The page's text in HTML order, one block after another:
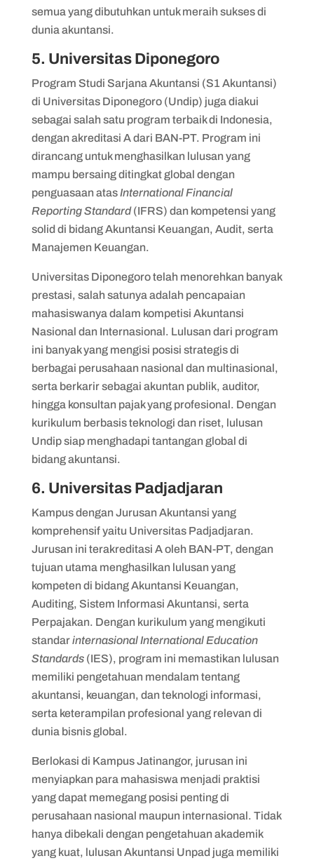
semua yang dibutuhkan untuk meraih sukses di
dunia akuntansi.
5. Universitas Diponegoro
Program Studi Sarjana Akuntansi (S1 Akuntansi)
di Universitas Diponegoro (Undip) juga diakui
sebagai salah satu program terbaik di Indonesia,
dengan akreditasi A dari BAN-PT. Program ini
dirancang untuk menghasilkan lulusan yang
mampu bersaing ditingkat global dengan
penguasaan atasInternational Financial
Reporting Standard(IFRS) dan kompetensi yang
solid di bidang Akuntansi Keuangan, Audit, serta
Manajemen Keuangan.
Universitas Diponegoro telah menorehkan banyak
prestasi, salah satunya adalah pencapaian
mahasiswanya dalam kompetisi Akuntansi
Nasional dan Internasional. Lulusan dari program
ini banyak yang mengisi posisi strategis di
berbagai perusahaan nasional dan multinasional,
serta berkarir sebagai akuntan publik, auditor,
hingga konsultan pajak yang profesional. Dengan
kurikulum berbasis teknologi dan riset, lulusan
Undip siap menghadapi tantangan global di
bidang akuntansi.
6. Universitas Padjadjaran
Kampus dengan Jurusan Akuntansi yang
komprehensif yaitu Universitas Padjadjaran.
Jurusan ini terakreditasi A oleh BAN-PT, dengan
tujuan utama menghasilkan lulusan yang
kompeten di bidang Akuntansi Keuangan,
Auditing, Sistem Informasi Akuntansi, serta
Perpajakan. Dengan kurikulum yang mengikuti
standarinternasional International Education
Standards(IES), program ini memastikan lulusan
memiliki pengetahuan mendalam tentang
akuntansi, keuangan, dan teknologi informasi,
serta keterampilan profesional yang relevan di
dunia bisnis global.
Berlokasi di Kampus Jatinangor, jurusan ini
menyiapkan para mahasiswa menjadi praktisi
yang dapat memegang posisi penting di
perusahaan nasional maupun internasional. Tidak
hanya dibekali dengan pengetahuan akademik
yang kuat, lulusan Akuntansi Unpad juga memiliki